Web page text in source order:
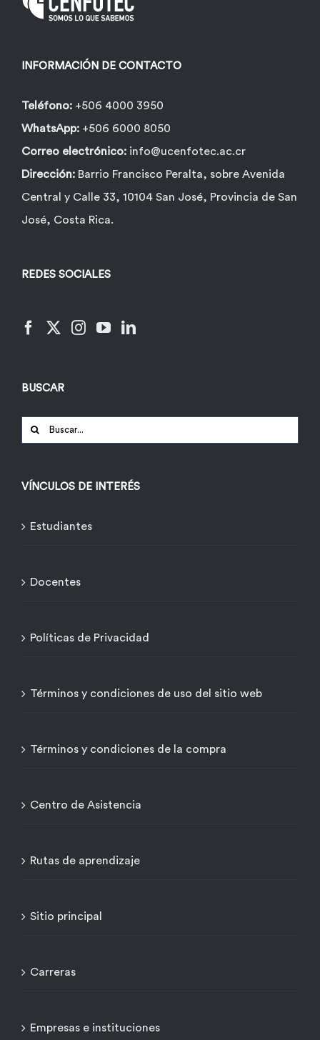
INFORMACIÓN DE CONTACTO
Teléfono: +506 4000 3950
WhatsApp: +506 6000 8050
Correo electrónico: info@ucenfotec.ac.cr
Dirección: Barrio Francisco Peralta, sobre Avenida
Central y Calle 33, 10104 San José, Provincia de San
José, Costa Rica.
REDES SOCIALES
BUSCAR
Buscar:
VÍNCULOS DE INTERÉS
Estudiantes
Docentes
Políticas de Privacidad
Términos y condiciones de uso del sitio web
Términos y condiciones de la compra
Centro de Asistencia
Rutas de aprendizaje
Sitio principal
Carreras
Empresas e instituciones